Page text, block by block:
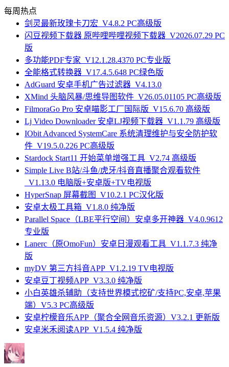
每周热点
剑灵最新玫瑰卡刀宏_V4.8.2 PC高级版
闪豆视频下载器 原哔哩哔哩视频下载器_V2026.07.29 PC
版
多功能PDF专家_V12.1.28.4370 PC专业版
全能格式转换器_V17.4.5.648 PC绿色版
AdGuard 安卓手机广告过滤器_V4.13.0
XMind 头脑风暴/思维导图软件_V26.05.01105 PC高级版
FilmoraGo Pro 安卓喵影工厂国际版_V15.6.70 高级版
Lj Video Downloader 安卓LJ视频下载器_V1.1.79 高级版
IObit Advanced SystemCare 系统清理维护与安全防护软
件_V19.5.0.226 PC高级版
Stardock Start11 开始菜单增强工具_V2.74 高级版
Simple Live B站/斗鱼/虎牙/抖音直播聚合观看软件
_V1.13.0 电脑版+安卓版+TV电视版
HyperSnap 屏幕截图_V10.2.1 PC汉化版
安卓太极工具箱_V1.8.0 纯净版
Parallel Space（LBE平行空间）安卓多开神器_V4.0.9612
专业版
Lanerc（原OmoFun）安卓日漫观看工具_V1.1.7.3 纯净
版
myDV 第三方抖音APP_V1.2.19 TV电视版
安卓豆丁视频APP_V3.3.0 纯净版
小白英雄杀辅助（支持世界模式挖矿/支持PC,安卓,苹果
端）V5.3 PC高级版
安卓柠檬音乐APP（聚合全网音乐资源）V3.2.1 更新版
安卓米禾阅读APP_V1.5.4 纯净版